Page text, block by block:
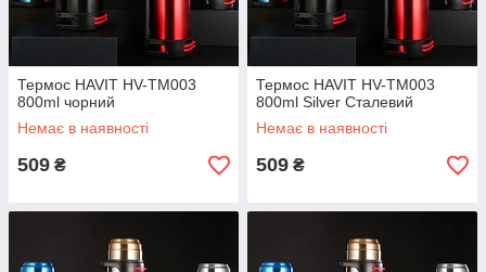
Термос HAVIT HV-TM003
800ml чорний
Немає в наявності
509 ₴
Термос HAVIT HV-TM003
800ml Silver Сталевий
Немає в наявності
509 ₴